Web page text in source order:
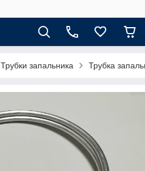
Трубки запальника Трубка